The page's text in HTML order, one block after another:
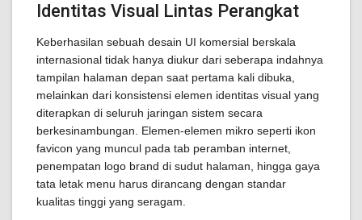
Identitas Visual Lintas Perangkat
Keberhasilan sebuah desain UI komersial berskala
internasional tidak hanya diukur dari seberapa indahnya
tampilan halaman depan saat pertama kali dibuka,
melainkan dari konsistensi elemen identitas visual yang
diterapkan di seluruh jaringan sistem secara
berkesinambungan. Elemen-elemen mikro seperti ikon
favicon yang muncul pada tab peramban internet,
penempatan logo brand di sudut halaman, hingga gaya
tata letak menu harus dirancang dengan standar
kualitas tinggi yang seragam.